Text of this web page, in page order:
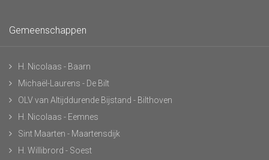
Gemeenschappen
H. Nicolaas - Baarn
Michaël-Laurens - De Bilt
OLV van Altijddurende Bijstand - Bilthoven
H. Nicolaas - Eemnes
Sint Maarten - Maartensdijk
H. Willibrord - Soest